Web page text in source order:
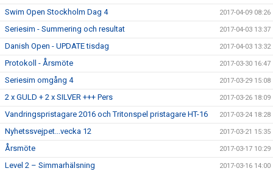
Swim Open Stockholm Dag 4 2017-04-09 08:26
Seriesim - Summering och resultat 2017-04-03 13:37
Danish Open - UPDATE tisdag 2017-04-03 13:32
Protokoll - Årsmöte 2017-03-30 16:47
Seriesim omgång 4 2017-03-29 15:08
2 x GULD + 2 x SILVER +++ Pers 2017-03-26 18:09
Vandringspristagare 2016 och Tritonspel pristagare HT-16 2017-03-24 18:28
Nyhetssvejpet...vecka 12 2017-03-21 15:35
Årsmöte 2017-03-17 10:29
Level 2 – Simmarhälsning 2017-03-16 14:00